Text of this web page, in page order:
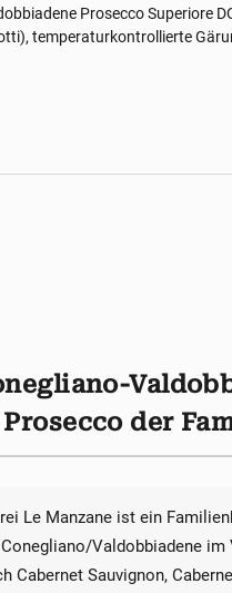
Prosecco Superiore
temperaturkontrollierte
der
Le Manzane ist ein
Valdobbiadene
Cabernet Sauvignon,